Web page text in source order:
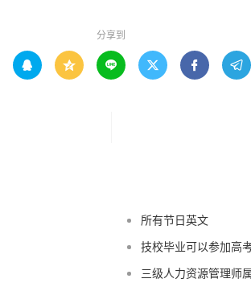
分享到
     
所有节日英文
技校毕业可以参加高
三级人力资源管理师